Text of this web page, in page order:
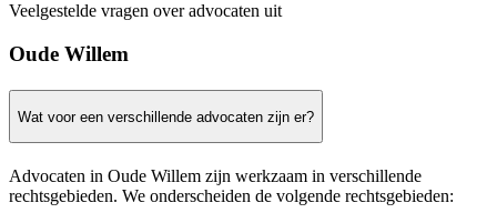
Veelgestelde vragen over advocaten uit
Oude Willem
Wat voor een verschillende advocaten zijn er?
Advocaten in Oude Willem zijn werkzaam in verschillende
rechtsgebieden. We onderscheiden de volgende rechtsgebieden: